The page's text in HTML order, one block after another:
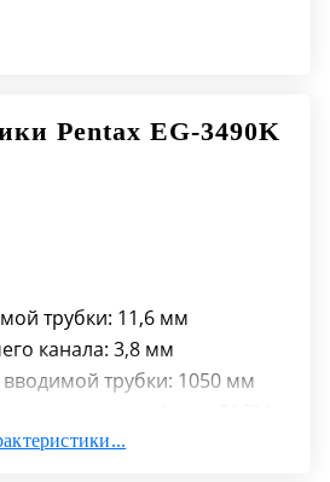
Pentax EG-3490K
трубки: 11,6 мм
канала: 3,8 мм
трубки: 1050 мм